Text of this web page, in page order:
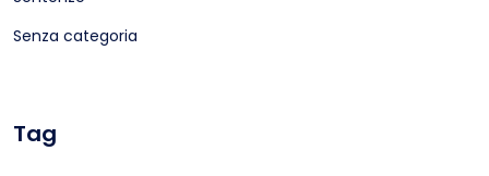
Senza categoria
Tag